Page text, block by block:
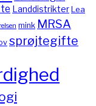
LanddistrikterLea
mink MRSA
sprøjtegifte